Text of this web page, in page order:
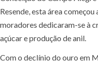
Resende, esta área
moradores dedicaram-se à
açúcar e produção de anil.
Com o declínio do ouro em